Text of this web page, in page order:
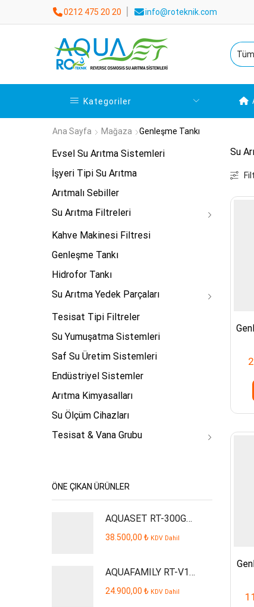
0212 475 20 20 info@roteknik.com
Kategoriler
Ana Sayfa Mağaza Genleşme Tankı
Su
Evsel Su Arıtma Sistemleri
İşyeri Tipi Su Arıtma
Arıtmalı Sebiller
Su Arıtma Filtreleri
Kahve Makinesi Filtresi
Genleşme Tankı
Hidrofor Tankı
Su Arıtma Yedek Parçaları
Tesisat Tipi Filtreler
Su Yumuşatma Sistemleri
Saf Su Üretim Sistemleri
Endüstriyel Sistemler
Arıtma Kimyasalları
Su Ölçüm Cihazları
Tesisat & Vana Grubu
ÖNE ÇIKAN ÜRÜNLER
AQUASET RT-300GPD Plus İşyeri Tipi Su Arıtma Cihazı
38.500,00 ₺ KDV Dahil
AQUAFAMILY RT-V109-P Smart Dijital Kabinli Pompalı Su Arıtma Cihazı
24.900,00 ₺ KDV Dahil